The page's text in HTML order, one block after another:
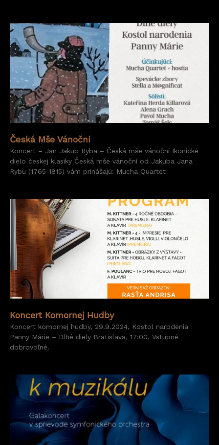
Česká Mše Vánoční
Koncert – Jan Jakub Ryba – Česká mše vánoční Ikonické
dielo českej klasiky Česká mše vánoční od Jakuba Jana
Rybu (1765-1815) vám prinášajú: Mucha Quartet
Koncert Komornej Hudby
Koncert komornej hudby, 29.9.2024, Kostol narodenia
Panny Márie – Dlhé diely Bratislava, 17:00, Vstupné
dobrovoľné.